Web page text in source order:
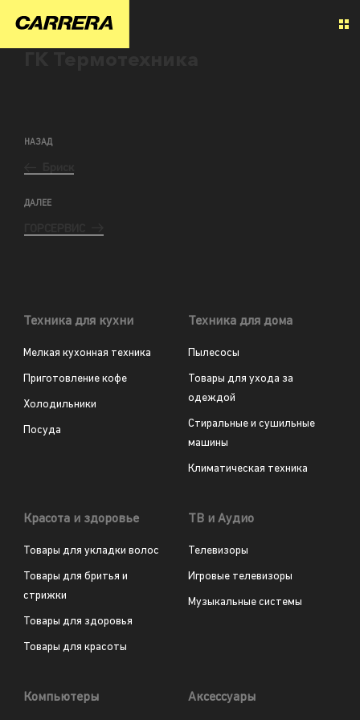
НАЗАД
ДАЛЕЕ
Техника для кухни
Мелкая кухонная техника
Приготовление кофе
Холодильники
Посуда
Техника для дома
Пылесосы
Товары для ухода за
одеждой
Стиральные и сушильные
машины
Климатическая техника
Красота и здоровье
Товары для укладки волос
Товары для бритья и
стрижки
Товары для здоровья
Товары для красоты
ТВ и Аудио
Телевизоры
Игровые телевизоры
Музыкальные системы
Компьютеры Аксессуары